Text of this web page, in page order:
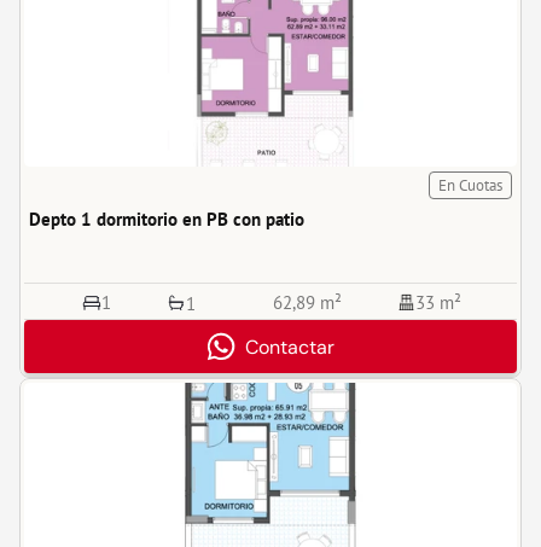
En Cuotas
Depto 1 dormitorio en PB con patio
1 1 62,89 m² 33 m²
Contactar